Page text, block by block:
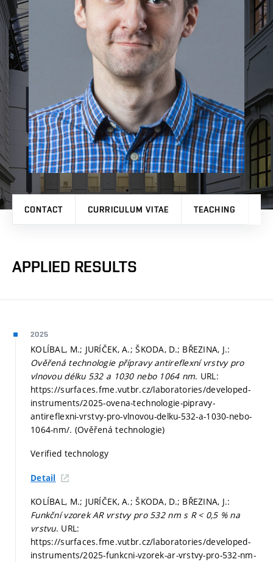
CONTACT CURRICULUM VITAE TEACHING
APPLIED RESULTS
2025
KOLÍBAL, M.; JURÍČEK, A.; ŠKODA, D.; BŘEZINA, J.:
Ověřená technologie přípravy antireflexní vrstvy pro
vlnovou délku 532 a 1030 nebo 1064 nm. URL:
https://surfaces.fme.vutbr.cz/laboratories/developed-
instruments/2025-ovena-technologie-pipravy-
antireflexni-vrstvy-pro-vlnovou-delku-532-a-1030-nebo-
1064-nm/. (Ověřená technologie)
Verified technology
Detail
KOLÍBAL, M.; JURÍČEK, A.; ŠKODA, D.; BŘEZINA, J.:
Funkční vzorek AR vrstvy pro 532 nm s R < 0,5 % na
vrstvu. URL:
https://surfaces.fme.vutbr.cz/laboratories/developed-
instruments/2025-funkcni-vzorek-ar-vrstvy-pro-532-nm-